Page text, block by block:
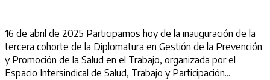
16 de abril de 2025 Participamos hoy de la inauguración de la
tercera cohorte de la Diplomatura en Gestión de la Prevención
y Promoción de la Salud en el Trabajo, organizada por el
Espacio Intersindical de Salud, Trabajo y Participación...